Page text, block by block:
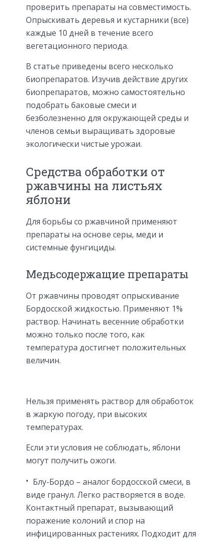
проверить препараты на совместимость.
Опрыскивать деревья и кустарники (все)
каждые 10 дней в течение всего
вегетационного периода.
В статье приведены всего несколько
биопрепаратов. Изучив действие других
биопрепаратов, можно самостоятельно
подобрать баковые смеси и
безболезненно для окружающей среды и
членов семьи выращивать здоровые
экологически чистые урожаи.
Средства обработки от
ржавчины на листьях
яблони
Для борьбы со ржавчиной применяют
препараты на основе серы, меди и
системные фунгициды.
Медьсодержащие препараты
От ржавчины проводят опрыскивание
Бордосской жидкостью. Применяют 1%
раствор. Начинать весенние обработки
можно только после того, как
температура достигнет положительных
величин.
Нельзя применять раствор для обработок
в жаркую погоду, при высоких
температурах.
Если эти условия не соблюдать, яблони
могут получить ожоги.
Блу-Бордо – аналог бордосской смеси, в
виде гранул. Легко растворяется в воде.
Контактный препарат, вызывающий
поражение колоний и спор на
инфицированных растениях. Подходит для